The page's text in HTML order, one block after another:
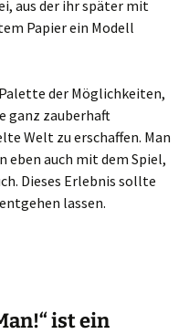
aus der ihr später mit
Papier ein Modell
der Möglichkeiten,
ganz zauberhaft
Welt zu erschaffen. Man
eben auch mit dem Spiel,
Dieses Erlebnis sollte
lassen.
ist ein